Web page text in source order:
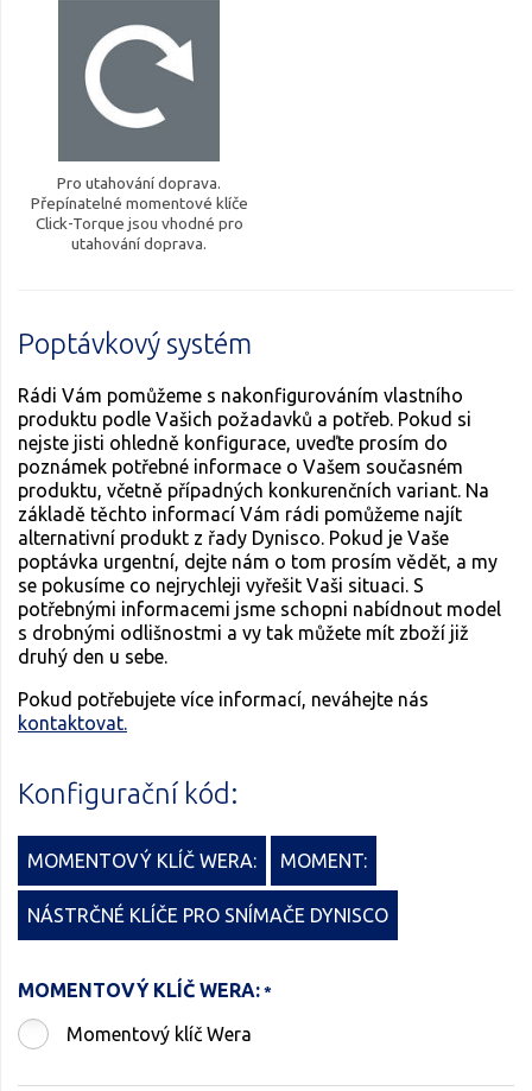
Pro utahování doprava.
Přepínatelné momentové klíče
Click-Torque jsou vhodné pro
utahování doprava.
Poptávkový systém
Rádi Vám pomůžeme s nakonfigurováním vlastního
produktu podle Vašich požadavků a potřeb. Pokud si
nejste jisti ohledně konfigurace, uveďte prosím do
poznámek potřebné informace o Vašem současném
produktu, včetně případných konkurenčních variant. Na
základě těchto informací Vám rádi pomůžeme najít
alternativní produkt z řady Dynisco. Pokud je Vaše
poptávka urgentní, dejte nám o tom prosím vědět, a my
se pokusíme co nejrychleji vyřešit Vaši situaci. S
potřebnými informacemi jsme schopni nabídnout model
s drobnými odlišnostmi a vy tak můžete mít zboží již
druhý den u sebe.
Pokud potřebujete více informací, neváhejte nás
kontaktovat.
Konfigurační kód:
MOMENTOVÝ KLÍČ WERA: MOMENT:
NÁSTRČNÉ KLÍČE PRO SNÍMAČE DYNISCO
MOMENTOVÝ KLÍČ WERA:
Momentový klíč Wera